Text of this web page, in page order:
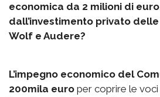
economica da 2 milioni di
dall’investimento privato
Wolf e Audere?
L’impegno economico del
200mila euro per coprire le